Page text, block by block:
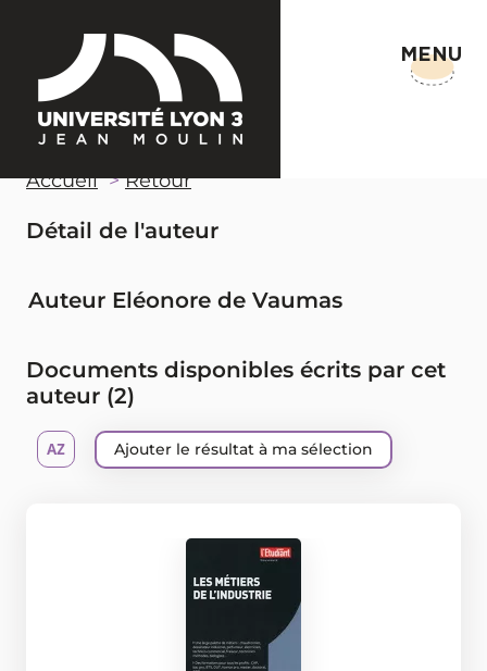
MENU
Accueil Retour
Détail de l'auteur
Auteur Eléonore de Vaumas
Documents disponibles écrits par cet
auteur (2)
Ajouter le résultat à ma sélection